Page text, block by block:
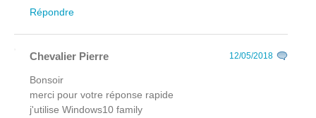
Répondre
Chevalier Pierre 12/05/2018
Bonsoir
merci pour votre réponse rapide
j'utilise Windows10 family